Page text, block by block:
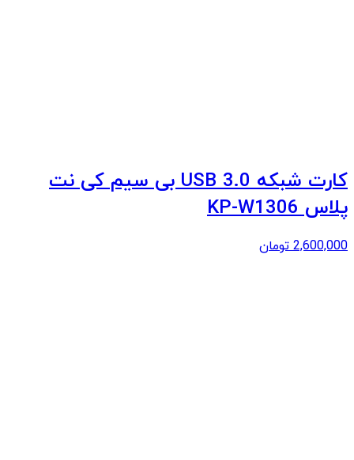
کارت شبکه USB 3.0 بی سیم کی نت
پلاس KP-W1306
2,600,000 تومان